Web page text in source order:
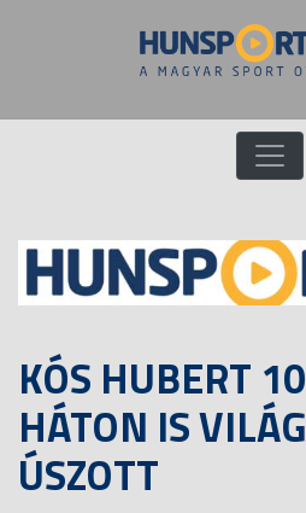
KÓS HUBERT
HÁTON IS
ÚSZOTT